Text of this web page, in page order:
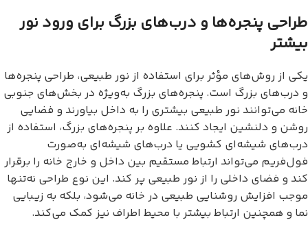
طراحی پنجره‌ها و درب‌های بزرگ برای ورود نور
بیشتر
یکی از روش‌های مؤثر برای استفاده از نور طبیعی، طراحی پنجره‌ها
و درب‌های بزرگ است. پنجره‌های بزرگ به‌ویژه در بخش‌های جنوبی
خانه می‌توانند نور طبیعی بیشتری را به داخل بیاورند و فضایی
روشن و دلنشین ایجاد کنند. علاوه بر پنجره‌های بزرگ، استفاده از
درب‌های شیشه‌ای کشویی یا درب‌های شیشه‌ای به‌صورت
فول‌فریم می‌تواند ارتباط مستقیم بین داخل و خارج خانه را برقرار
کند و فضای داخلی را از نور طبیعی پر کند. این نوع طراحی نه‌تنها
موجب افزایش روشنایی طبیعی در خانه می‌شود، بلکه به زیبایی
نما و همچنین ارتباط بیشتر با محیط اطراف نیز کمک می‌کند.